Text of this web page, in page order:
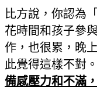
比方說，你認為
花時間和孩子參
作，也很累，晚
此覺得這樣不對
備感壓力和不滿